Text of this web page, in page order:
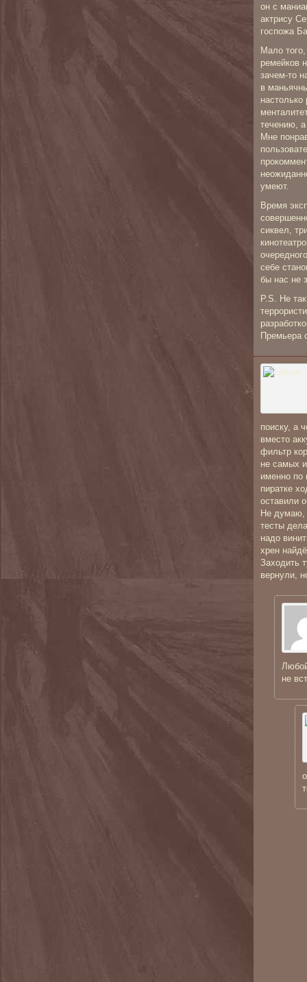
он с
актрису
госпожа
Мало
ремейков
зачем-то
в
настолько
течению,
Мне
умеют.
Время
сиквел,
себе
бы нас не
P.S. Не
Премьера
поиску, а
вместо
фильтр
не самых
именно по
пиратке
оставили
Не думаю,
тесты
надо
хрен
Заходить
вернули,
не